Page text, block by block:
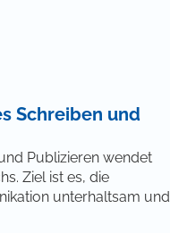
Schreiben und
Publizieren wendet
Ziel ist es, die
unterhaltsam und